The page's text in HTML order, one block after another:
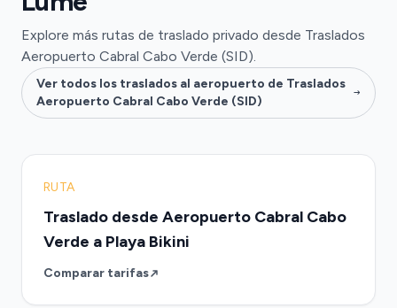
Explore más rutas de traslado privado desde Traslados
Aeropuerto Cabral Cabo Verde (SID).
Ver todos los traslados al aeropuerto de Traslados
Aeropuerto Cabral Cabo Verde (SID)
RUTA
Traslado desde Aeropuerto Cabral Cabo
Verde a Playa Bikini
Comparar tarifas